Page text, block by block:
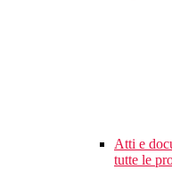
Atti e
tutte le